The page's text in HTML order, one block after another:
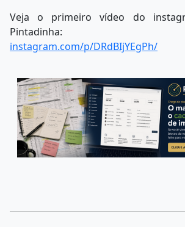
Veja o primeiro vídeo do
instagram.com/p/DRdBIjYEgPh/